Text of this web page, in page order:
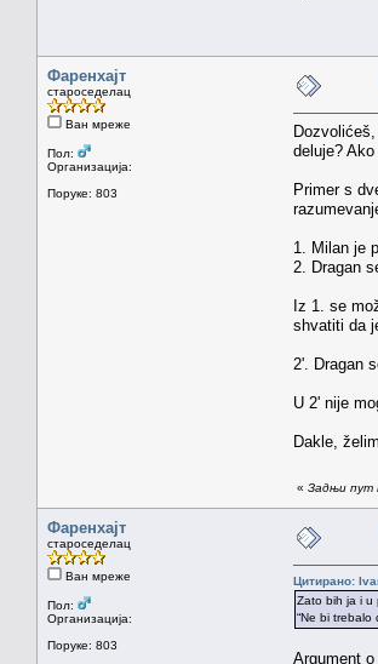
Фаренхајт
староседелац
Ван мреже
Пол:
Организација:
Поруке: 803
deluje?
Primer s
1. Milan je
2. Dragan
Iz 1. se
shvatiti da
2'. Dragan
U 2' nije
Dakle,
« Задњи пут
Фаренхајт
староседелац
Ван мреже
Пол:
Организација:
Поруке: 803
Цитирано:
Zato bih ja i u
“Ne bi trebalo
Argument